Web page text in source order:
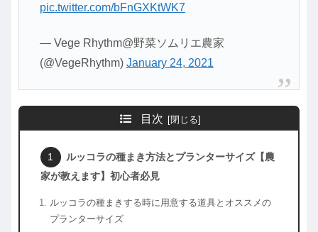
pic.twitter.com/bFnGXKtWK7
— Vege Rhythm@野菜ソムリエ農家
(@VegeRhythm) January 24, 2021
目次
ルッコラの種まき方法とプランターサイズ【農
家が教えます】初心者必見
ルッコラの種まきする時に用意する道具とオススメの
プランターサイズ